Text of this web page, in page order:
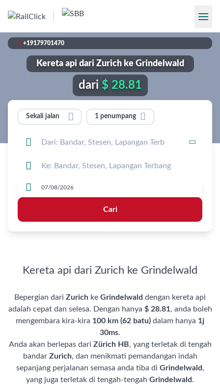
 +19179701470
Kereta api dari Zurich ke Grindelwald
dari $ 28.81
Sekali jalan  1 penumpang 
 


Cari
Kereta api dari Zurich ke Grindelwald
Bepergian dari Zurich ke Grindelwald dengan kereta api
adalah cepat dan selesa. Dengan hanya $ 28.81, anda boleh
mengembara kira-kira 100 km (62 batu) dalam hanya 1j
30ms.
Anda akan berlepas dari Zürich HB, yang terletak di tengah
bandar Zurich, dan menikmati pemandangan indah
sepanjang perjalanan semasa anda tiba di Grindelwald ,
yang juga terletak di tengah-tengah Grindelwald .